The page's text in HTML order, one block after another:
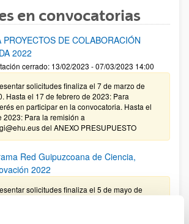
en convocatorias
PROYECTOS DE COLABORACIÓN
2022
cerrado: 13/02/2023 - 07/03/2023 14:00
solicitudes finaliza el 7 de marzo de
Hasta el 17 de febrero de 2023: Para
en participar en la convocatoria. Hasta el
2023: Para la remisión a
del ANEXO PRESUPUESTO
Red Guipuzcoana de Ciencia,
2022
solicitudes finaliza el 5 de mayo de